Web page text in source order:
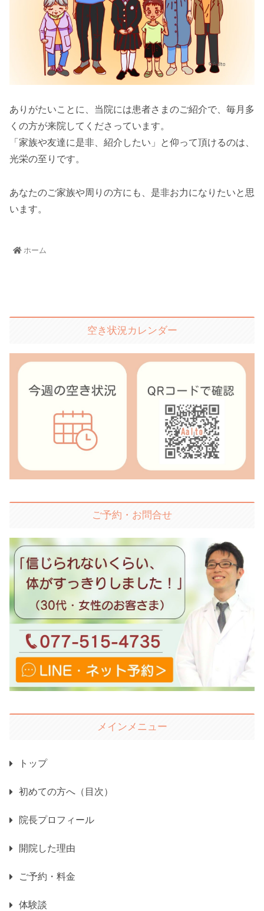
ありがたいことに、当院には患者さまのご紹介で、毎月多
くの方が来院してくださっています。
「家族や友達に是非、紹介したい」と仰って頂けるのは、
光栄の至りです。
あなたのご家族や周りの方にも、是非お力になりたいと思
います。
ホーム
空き状況カレンダー
ご予約・お問合せ
メインメニュー
トップ
初めての方へ（目次）
院長プロフィール
開院した理由
ご予約・料金
体験談